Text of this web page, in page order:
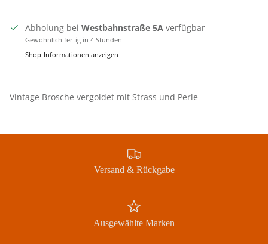
Abholung bei Westbahnstraße 5A verfügbar
Gewöhnlich fertig in 4 Stunden
Shop-Informationen anzeigen
Vintage Brosche vergoldet mit Strass und Perle
Versand & Rückgabe
Ausgewählte Marken